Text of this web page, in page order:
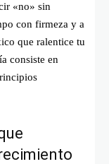
«no» sin
con firmeza y a
que ralentice tu
consiste en